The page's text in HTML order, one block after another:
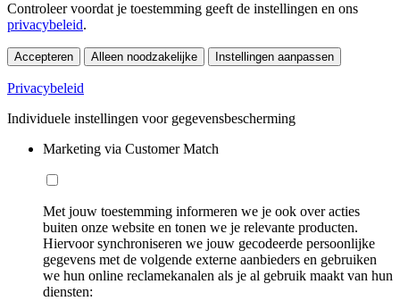
Controleer voordat je toestemming geeft de instellingen en ons
privacybeleid.
Accepteren Alleen noodzakelijke Instellingen aanpassen
Privacybeleid
Individuele instellingen voor gegevensbescherming
Marketing via Customer Match
Met jouw toestemming informeren we je ook over acties
buiten onze website en tonen we je relevante producten.
Hiervoor synchroniseren we jouw gecodeerde persoonlijke
gegevens met de volgende externe aanbieders en gebruiken
we hun online reclamekanalen als je al gebruik maakt van hun
diensten: